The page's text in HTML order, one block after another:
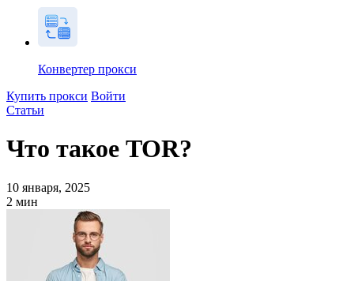
Конвертер прокси
Купить прокси Войти
Статьи
Что такое TOR?
10 января, 2025
2 мин